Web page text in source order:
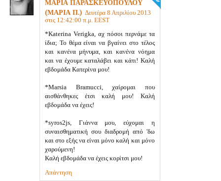
ΜΑΡΙΑ ΠΑΡΑΣΚΕΥΟΠΟΥΛΟΥ
(ΜΑΡΙΑ Π.) Δευτέρα 8 Απριλίου 2013
στις 12:42:00 π.μ. EEST
*Katerina Verigka, αχ πόσοι περνάμε τα
ίδια; Το θέμα είναι να βγαίνει στο τέλος
και κανένα μήνυμα, και κανένα νόημα
και να έχουμε καταλάβει και κάτι! Καλή
εβδομάδα Κατερίνα μου!
*Marsia Bramucci, χαίρομαι που
αισθάνθηκες έτσι καλή μου! Καλή
εβδομάδα να έχεις!
*syros2js, Γιάννα μου, εύχομαι η
συναισθηματική σου διαδρομή από 'δω
και στο εξής να είναι μόνο καλή και μόνο
χαρούμενη!
Καλή εβδομάδα να έχεις κορίτσι μου!
Απάντηση